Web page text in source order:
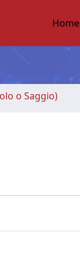
Home
o Saggio)